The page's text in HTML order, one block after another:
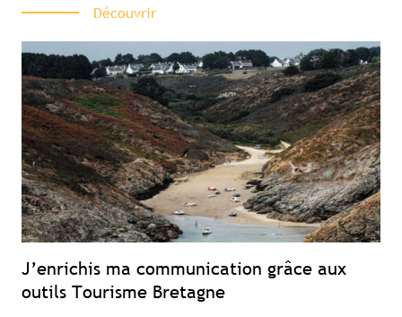
Découvrir
J’enrichis ma communication grâce aux
outils Tourisme Bretagne